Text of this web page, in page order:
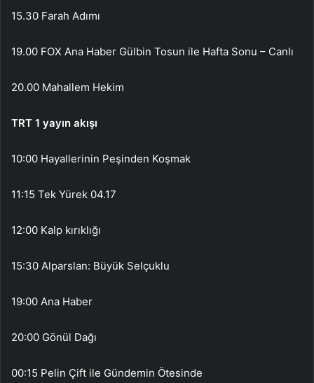
15.30 Farah Adımı
19.00 FOX Ana Haber Gülbin Tosun ile Hafta Sonu – Canlı
20.00 Mahallem Hekim
TRT 1 yayın akışı
10:00 Hayallerinin Peşinden Koşmak
11:15 Tek Yürek 04.17
12:00 Kalp kırıklığı
15:30 Alparslan: Büyük Selçuklu
19:00 Ana Haber
20:00 Gönül Dağı
00:15 Pelin Çift ile Gündemin Ötesinde